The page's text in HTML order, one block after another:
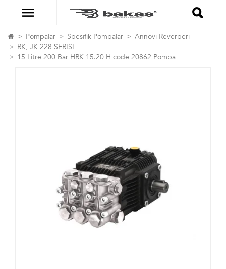
Pompalar Spesifik Pompalar
Annovi Reverberi
RK, JK 228 SERİSİ
15 Litre 200 Bar HRK 15.20 H code 20862 Pompa